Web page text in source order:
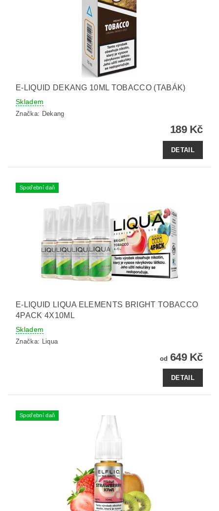
E-LIQUID DEKANG 10ML TOBACCO (TABÁK)
Skladem
Značka: Dekang
189 Kč
DETAIL
Spotřební daň
E-LIQUID LIQUA ELEMENTS BRIGHT TOBACCO
4PACK 4X10ML
Skladem
Značka: Liqua
od 649 Kč
DETAIL
Spotřební daň